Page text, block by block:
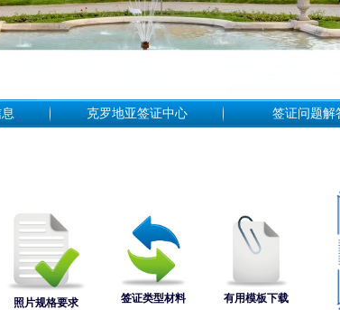
克罗地亚签证中心 签证问题解
照片规格要求 签证类型材料 有用模板下载